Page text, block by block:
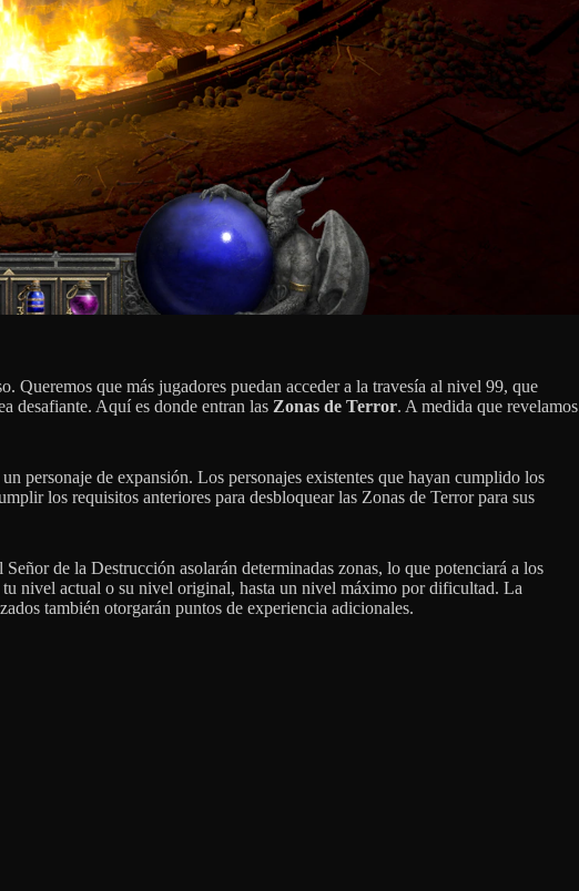
Queremos que más jugadores puedan acceder a la travesía al nivel 99, que
desafiante. Aquí es donde entran las Zonas de Terror. A medida que revelamos
personaje de expansión. Los personajes existentes que hayan cumplido los
los requisitos anteriores para desbloquear las Zonas de Terror para sus
de la Destrucción asolarán determinadas zonas, lo que potenciará a los
tu nivel actual o su nivel original, hasta un nivel máximo por dificultad. La
también otorgarán puntos de experiencia adicionales.